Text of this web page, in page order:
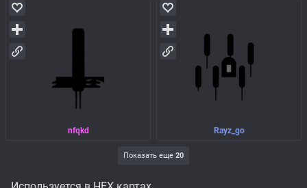
nfqkd Rayz_go
Показать еще 20